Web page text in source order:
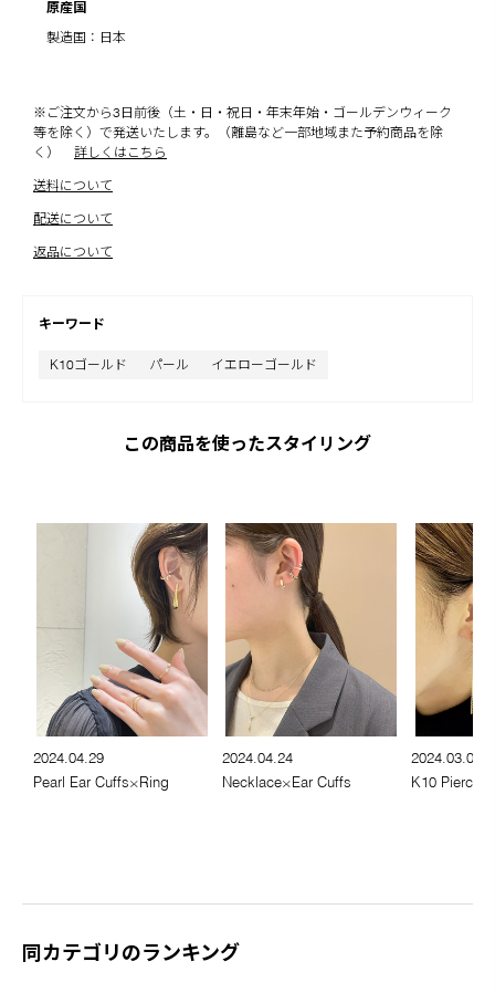
原産国
製造国：日本
※ご注文から3日前後（土・日・祝日・年末年始・ゴールデンウィーク
等を除く）で発送いたします。（離島など一部地域また予約商品を除
く）
詳しくはこちら
送料について
配送について
返品について
キーワード
K10ゴールド パール イエローゴールド
この商品を使ったスタイリング
2024.04.29
Pearl Ear Cuffs×Ring
2024.04.24
Necklace×Ear Cuffs
2024.03.06
K10 Pierce
同カテゴリのランキング